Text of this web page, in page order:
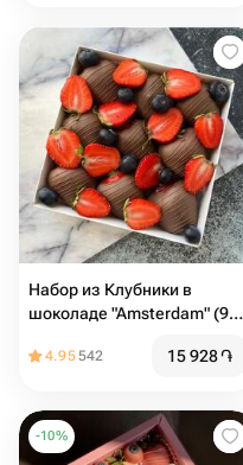
Набор из Клубники в
шоколаде "Amsterdam" (9-
4.95542 15 928֏
-10%